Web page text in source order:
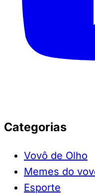
Categorias
Vovô de Olho
Memes do
Esporte